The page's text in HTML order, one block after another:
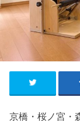
京橋・桜ノ宮・